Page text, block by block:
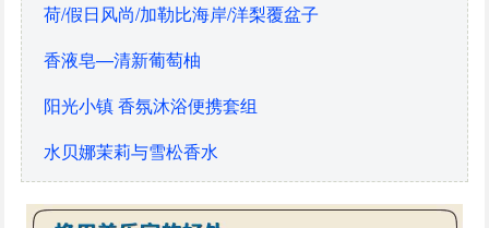
荷/假日风尚/加勒比海岸/洋梨覆盆子
香液皂—清新葡萄柚
阳光小镇 香氛沐浴便携套组
水贝娜茉莉与雪松香水